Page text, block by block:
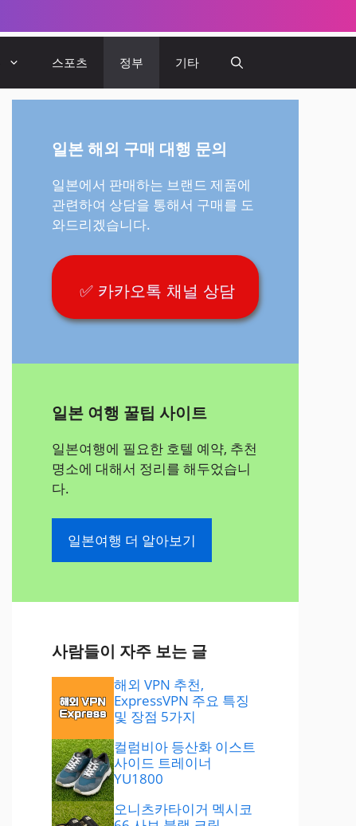
스포츠 정부 기타
일본 해외 구매 대행 문의
일본에서 판매하는 브랜드 제품에
관련하여 상담을 통해서 구매를 도
와드리겠습니다.
✅ 카카오톡 채널 상담
일본 여행 꿀팁 사이트
일본여행에 필요한 호텔 예약, 추천
명소에 대해서 정리를 해두었습니
다.
일본여행 더 알아보기
사람들이 자주 보는 글
해외 VPN 추천,
ExpressVPN 주요 특징
및 장점 5가지
컬럼비아 등산화 이스트
사이드 트레이너
YU1800
오니츠카타이거 멕시코